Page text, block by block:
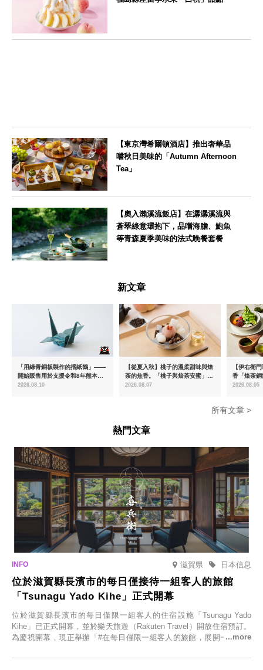
【東京灣希爾頓酒店】推出奢華品
嚐秋日美味的「Autumn Afternoon
Tea」
【奧入瀨溪流飯店】在潺潺溪流與
蒼翠綠意環抱下，品嚐海膽、鮑魚
等青森夏季美味的法式晚餐套餐
新文章
「用綠青銅板製作的摺紙鶴」——
開始販售用於支援令和8年熊本地
震的慈善商品
2026.08.10
【從夏入秋】桃子的溫柔甜味與焙
茶的焦香。「桃子與焙茶安蜜」將
於8月中旬起限時販售
2026.08.07
【伊右衛
香「焙茶
「宇治抹
2026.08.05
所有文章 >
熱門文章
滋賀県 日本信息
位於滋賀縣長濱市的每日僅接待一組客人的旅館
「Tsunagu Yado Kihe」正式開幕
位於滋賀縣長濱市的每日僅限一組客人的住宿設施「Tsunagu Yado
Kihe」已正式開幕，並於樂天旅遊（Rakuten Travel）開放住宿預訂。
為慶祝開幕，現正舉辦「#在每日僅限一組客人的旅館，展開一生一次
人的旅館，您才能在此與重要的人共度獨一無二的特別時光。